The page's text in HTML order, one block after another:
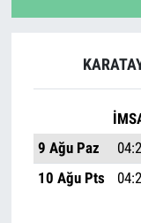
9 Ağu Paz
10 Ağu Pts